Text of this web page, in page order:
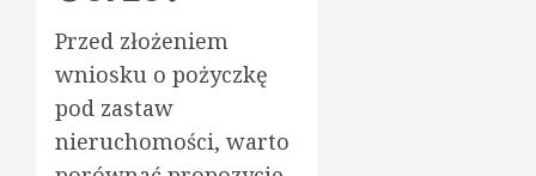
Przed złożeniem
wniosku o pożyczkę
pod zastaw
nieruchomości, warto